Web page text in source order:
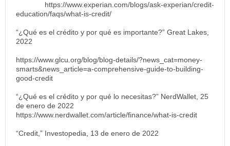
https://www.experian.com/blogs/ask-experian/credit-
education/faqs/what-is-credit/
“¿Qué es el crédito y por qué es importante?” Great Lakes,
2022
https://www.glcu.org/blog/blog-details/?news_cat=money-
smarts&news_article=a-comprehensive-guide-to-building-
good-credit
“¿Qué es el crédito y por qué lo necesitas?” NerdWallet, 25
de enero de 2022
https://www.nerdwallet.com/article/finance/what-is-credit
“Credit,” Investopedia, 13 de enero de 2022